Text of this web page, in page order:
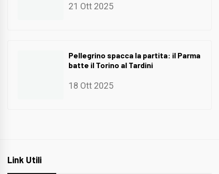
21 Ott 2025
Pellegrino spacca la partita: il Parma
batte il Torino al Tardini
18 Ott 2025
Link Utili